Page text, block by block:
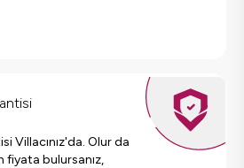
Villacınız'da. Olur da
fiyata bulursanız,